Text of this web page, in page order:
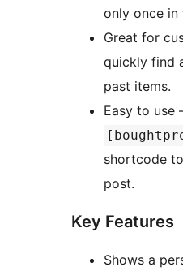
only once in
Great for
quickly find
past items.
Easy to
shortcode
post.
Key Features
Shows a